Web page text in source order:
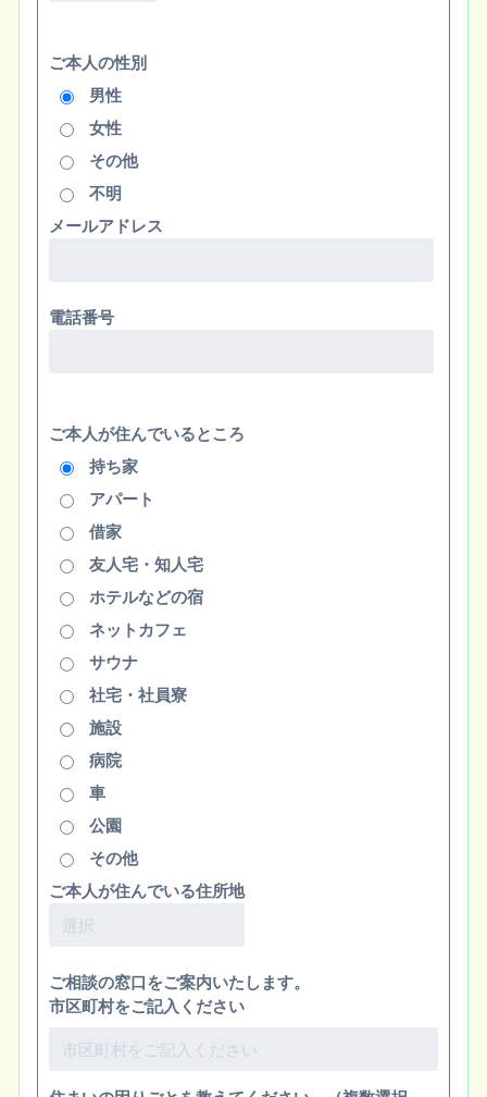
ご本人の性別
男性
女性
その他
不明
メールアドレス
電話番号
ご本人が住んでいるところ
持ち家
アパート
借家
友人宅・知人宅
ホテルなどの宿
ネットカフェ
サウナ
社宅・社員寮
施設
病院
車
公園
その他
ご本人が住んでいる住所地
ご相談の窓口をご案内いたします。
市区町村をご記入ください